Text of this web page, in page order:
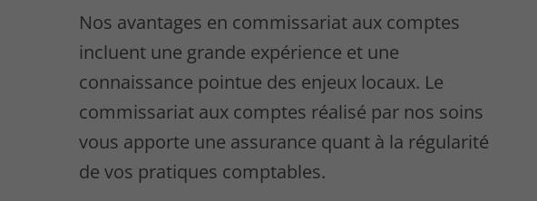
Nos avantages en commissariat aux comptes
incluent une grande expérience et une
connaissance pointue des enjeux locaux. Le
commissariat aux comptes réalisé par nos soins
vous apporte une assurance quant à la régularité
de vos pratiques comptables.